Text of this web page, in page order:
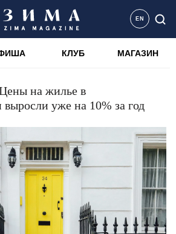
EN
КЛУБ МАГАЗИН
на жилье в
уже на 10% за год